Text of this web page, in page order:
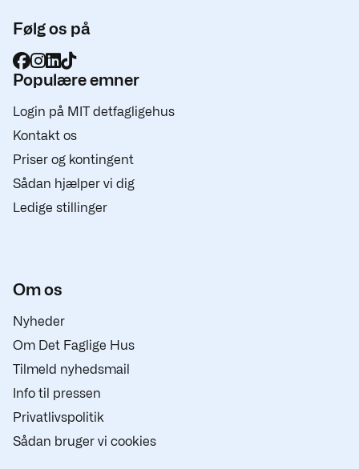
Følg os på
Populære emner
Login på MIT detfagligehus
Kontakt os
Priser og kontingent
Sådan hjælper vi dig
Ledige stillinger
Om os
Nyheder
Om Det Faglige Hus
Tilmeld nyhedsmail
Info til pressen
Privatlivspolitik
Sådan bruger vi cookies